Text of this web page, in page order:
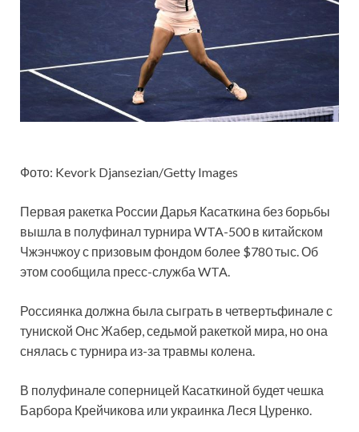
Фото: Kevork Djansezian/Getty Images
Первая ракетка России Дарья Касаткина без борьбы
вышла в полуфинал турнира WTA-500 в китайском
Чжэнчжоу с призовым фондом более $780 тыс. Об
этом сообщила пресс-служба WTA.
Россиянка должна была сыграть в четвертьфинале с
туниской Онс Жабер, седьмой ракеткой мира, но она
снялась с турнира из-за травмы колена.
В полуфинале соперницей Касаткиной будет чешка
Барбора Крейчикова или украинка Леся Цуренко.